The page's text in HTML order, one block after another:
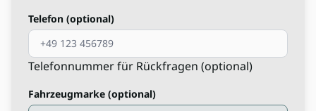
Telefon (optional)
Telefonnummer für Rückfragen (optional)
Fahrzeugmarke (optional)